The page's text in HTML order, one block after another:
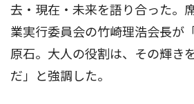
去・現在・未来を語り合った。
業実行委員会の竹崎理浩会長が
原石。大人の役割は、その輝き
だ」と強調した。